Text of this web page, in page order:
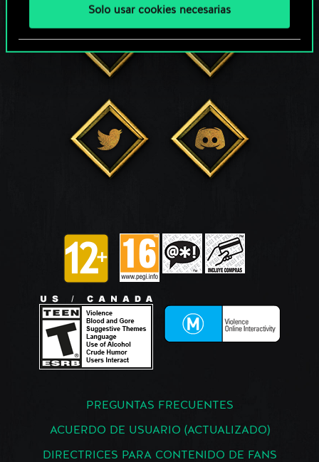
Solo usar cookies necesarias
PREGUNTAS FRECUENTES
ACUERDO DE USUARIO (ACTUALIZADO)
DIRECTRICES PARA CONTENIDO DE FANS